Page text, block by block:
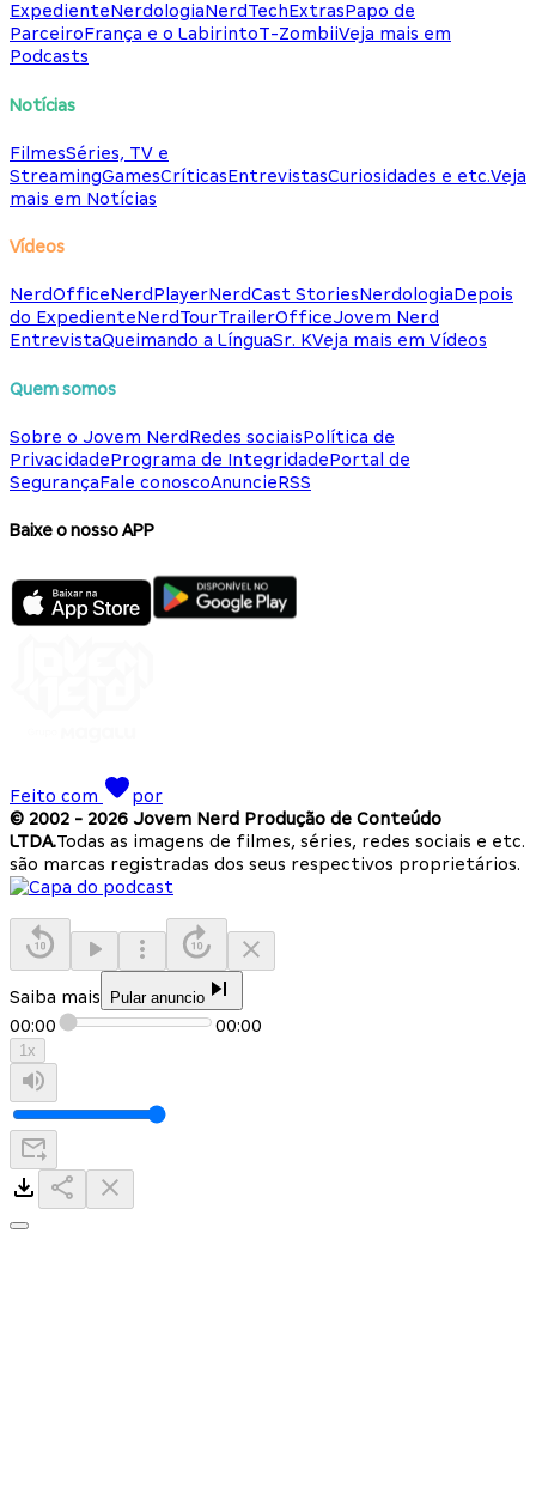
ExpedienteNerdologiaNerdTechExtrasPapo de
ParceiroFrança e o LabirintoT-ZombiiVeja mais em
Podcasts
Notícias
FilmesSéries, TV e
StreamingGamesCríticasEntrevistasCuriosidades e etc.Veja
mais em Notícias
Vídeos
NerdOfficeNerdPlayerNerdCast StoriesNerdologiaDepois
do ExpedienteNerdTourTrailerOfficeJovem Nerd
EntrevistaQueimando a LínguaSr. KVeja mais em Vídeos
Quem somos
Sobre o Jovem NerdRedes sociaisPolítica de
PrivacidadePrograma de IntegridadePortal de
SegurançaFale conoscoAnuncieRSS
Baixe o nosso APP
Feito com
por
© 2002 - 2026 Jovem Nerd Produção de Conteúdo
LTDA.Todas as imagens de filmes, séries, redes sociais e etc.
são marcas registradas dos seus respectivos proprietários.
Saiba mais Pular anuncio
00:00 00:00
1x